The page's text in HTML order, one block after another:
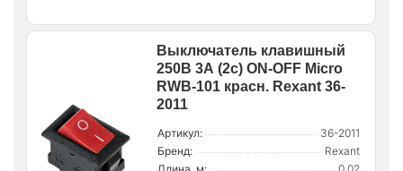
Выключатель клавишный
250В 3А (2с) ON-OFF Micro
RWB-101 красн. Rexant 36-
2011
Артикул:
36-2011
Бренд:
Rexant